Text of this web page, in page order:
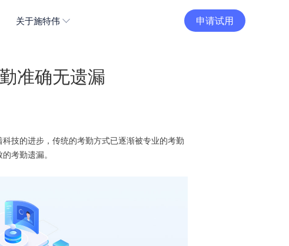
关于施特伟 申请试用
准确无遗漏
技的进步，传统的考勤方式已逐渐被专业的考勤
的考勤遗漏。